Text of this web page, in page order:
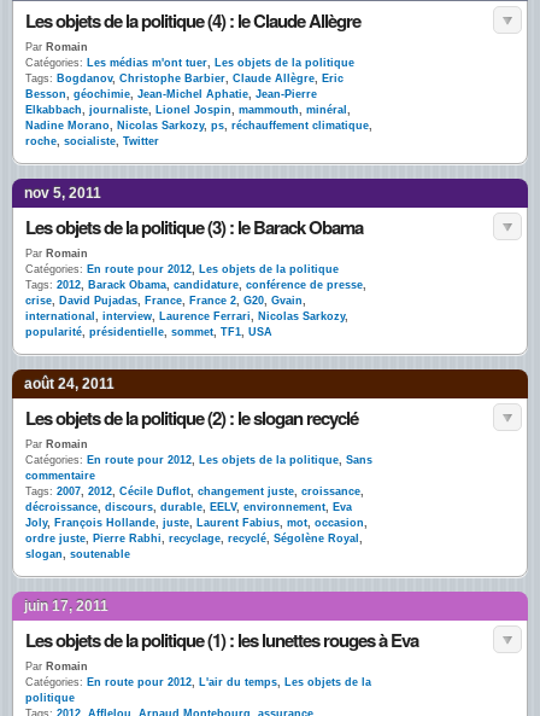
Les objets de la politique (4) : le Claude Allègre
Par Romain
Catégories: Les médias m'ont tuer, Les objets de la politique
Tags: Bogdanov, Christophe Barbier, Claude Allègre, Eric
Besson, géochimie, Jean-Michel Aphatie, Jean-Pierre
Elkabbach, journaliste, Lionel Jospin, mammouth, minéral ,
Nadine Morano, Nicolas Sarkozy, ps, réchauffement climatique,
roche, socialiste, Twitter
nov 5, 2011
Les objets de la politique (3) : le Barack Obama
Par Romain
Catégories: En route pour 2012, Les objets de la politique
Tags: 2012, Barack Obama, candidature, conférence de presse,
crise, David Pujadas, France, France 2, G20, Gvain,
international , interview, Laurence Ferrari, Nicolas Sarkozy,
popularité, présidentielle, sommet, TF1, USA
août 24, 2011
Les objets de la politique (2) : le slogan recyclé
Par Romain
Catégories: En route pour 2012, Les objets de la politique, Sans
commentaire
Tags: 2007, 2012, Cécile Duflot, changement juste, croissance,
décroissance, discours, durable, EELV, environnement, Eva
Joly, François Hollande, juste, Laurent Fabius, mot, occasion,
ordre juste, Pierre Rabhi, recyclage, recyclé, Ségolène Royal ,
slogan, soutenable
juin 17, 2011
Les objets de la politique (1) : les lunettes rouges à Eva
Par Romain
Catégories: En route pour 2012, L'air du temps, Les objets de la
politique
Tags: 2012 Afflelou Arnaud Montebourg assurance